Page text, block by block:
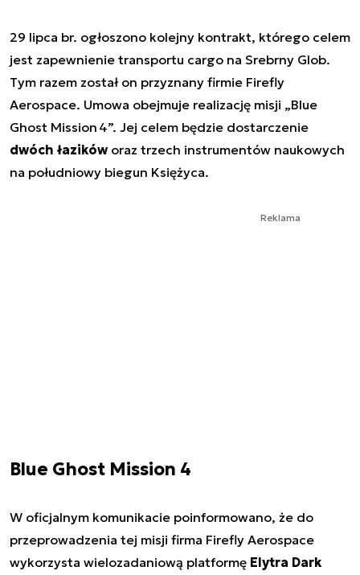
29 lipca br. ogłoszono kolejny kontrakt, którego celem
jest zapewnienie transportu cargo na Srebrny Glob.
Tym razem został on przyznany firmie Firefly
Aerospace. Umowa obejmuje realizację misji „Blue
Ghost Mission 4”. Jej celem będzie dostarczenie
dwóch łazików oraz trzech instrumentów naukowych
na południowy biegun Księżyca.
Reklama
Blue Ghost Mission 4
W oficjalnym komunikacie poinformowano, że do
przeprowadzenia tej misji firma Firefly Aerospace
wykorzysta wielozadaniową platformę Elytra Dark